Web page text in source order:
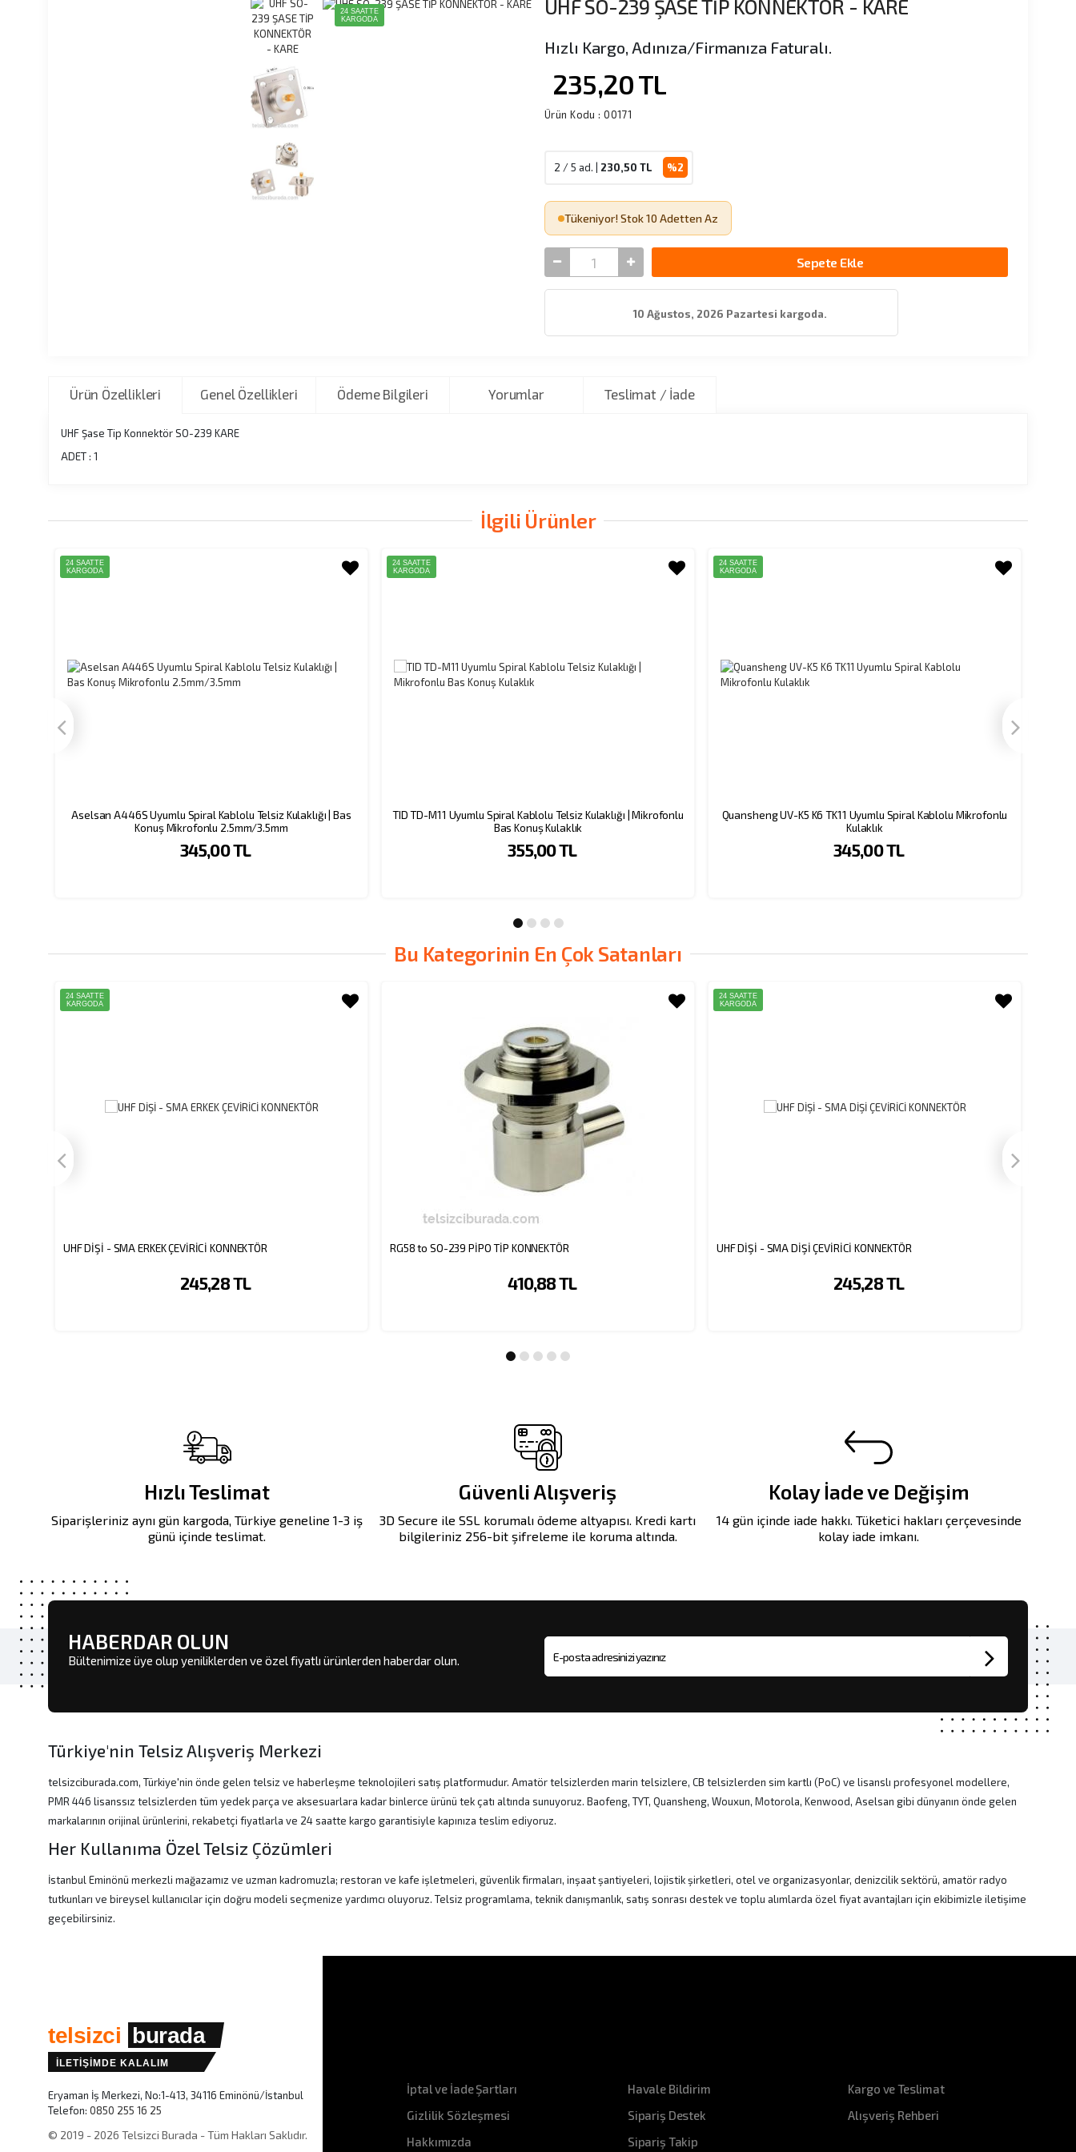
24 SAATTE
KARGODA
UHF SO-239 ŞASE TİP KONNEKTÖR - KARE
Hızlı Kargo, Adınıza/Firmanıza Faturalı.
235,20TL
Ürün Kodu : 00171
2 / 5 ad. | 230,50 TL %2
Tükeniyor! Stok 10 Adetten Az
Sepete Ekle
10 Ağustos, 2026 Pazartesi kargoda.
Ürün Özellikleri Genel Özellikleri Ödeme Bilgileri Yorumlar Teslimat / İade
UHF Şase Tip Konnektör SO-239 KARE
ADET : 1
İlgili Ürünler
24 SAATTE
KARGODA
Aselsan A446S Uyumlu Spiral Kablolu Telsiz Kulaklığı | Bas
Konuş Mikrofonlu 2.5mm/3.5mm
345,00 TL
24 SAATTE
KARGODA
TID TD-M11 Uyumlu Spiral Kablolu Telsiz Kulaklığı | Mikrofonlu
Bas Konuş Kulaklık
355,00 TL
24 SAATTE
KARGODA
Quansheng UV-K5 K6 TK11 Uyumlu Spiral Kablolu Mikrofonlu
Kulaklık
345,00 TL
Bu Kategorinin En Çok Satanları
24 SAATTE
KARGODA
UHF DİŞİ - SMA ERKEK ÇEVİRİCİ KONNEKTÖR
245,28 TL
RG58 to SO-239 PİPO TİP KONNEKTÖR
410,88 TL
24 SAATTE
KARGODA
UHF DİŞİ - SMA DİŞİ ÇEVİRİCİ KONNEKTÖR
245,28 TL
Hızlı Teslimat
Siparişleriniz aynı gün kargoda, Türkiye geneline 1-3 iş
günü içinde teslimat.
Güvenli Alışveriş
3D Secure ile SSL korumalı ödeme altyapısı. Kredi kartı
bilgileriniz 256-bit şifreleme ile koruma altında.
Kolay İade ve Değişim
14 gün içinde iade hakkı. Tüketici hakları çerçevesinde
kolay iade imkanı.
HABERDAR OLUN
Bültenimize üye olup yeniliklerden ve özel fiyatlı ürünlerden haberdar olun. E-posta adresi
Türkiye'nin Telsiz Alışveriş Merkezi
telsizciburada.com, Türkiye'nin önde gelen telsiz ve haberleşme teknolojileri satış platformudur. Amatör telsizlerden marin telsizlere, CB telsizlerden sim kartlı (PoC) ve lisanslı profesyonel modellere,
PMR 446 lisanssız telsizlerden tüm yedek parça ve aksesuarlara kadar binlerce ürünü tek çatı altında sunuyoruz. Baofeng, TYT, Quansheng, Wouxun, Motorola, Kenwood, Aselsan gibi dünyanın önde gelen
markalarının orijinal ürünlerini, rekabetçi fiyatlarla ve 24 saatte kargo garantisiyle kapınıza teslim ediyoruz.
Her Kullanıma Özel Telsiz Çözümleri
İstanbul Eminönü merkezli mağazamız ve uzman kadromuzla; restoran ve kafe işletmeleri, güvenlik firmaları, inşaat şantiyeleri, lojistik şirketleri, otel ve organizasyonlar, denizcilik sektörü, amatör radyo
tutkunları ve bireysel kullanıcılar için doğru modeli seçmenize yardımcı oluyoruz. Telsiz programlama, teknik danışmanlık, satış sonrası destek ve toplu alımlarda özel fiyat avantajları için ekibimizle iletişime
geçebilirsiniz.
telsizci burada
İLETİŞİMDE KALALIM
Eryaman İş Merkezi, No:1-413, 34116 Eminönü/İstanbul
Telefon: 0850 255 16 25
© 2019 - 2026 Telsizci Burada - Tüm Hakları Saklıdır.
İptal ve İade Şartları
Gizlilik Sözleşmesi
Hakkımızda
Havale Bildirim
Sipariş Destek
Sipariş Takip
Kargo ve Teslimat
Alışveriş Rehberi